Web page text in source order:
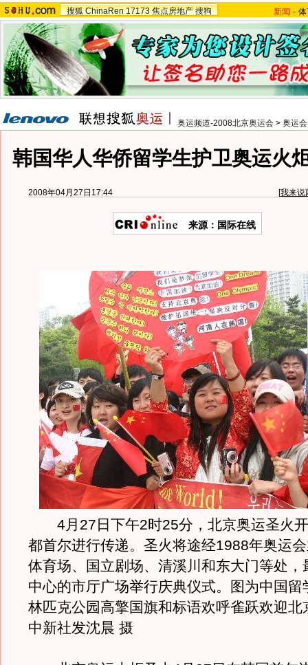
搜狐 ChinaRen 17173 焦点房地产 搜狗 新闻 -
奥运频道-2008北京奥运会 > 奥运
韩国华人华侨留学生护卫奥运火
2008年04月27日17:44 [我来说
来源：国际在线
4月27日下午2时25分，北京奥运圣火
都首尔进行传递。圣火将途经1988年奥运
体育场、国立剧场、清溪川和东大门等处，
中心的市厅广场举行庆典仪式。图为中国留
林匹克公园高擎国旗和标语欢呼雀跃欢迎北
中新社发沈晨 摄